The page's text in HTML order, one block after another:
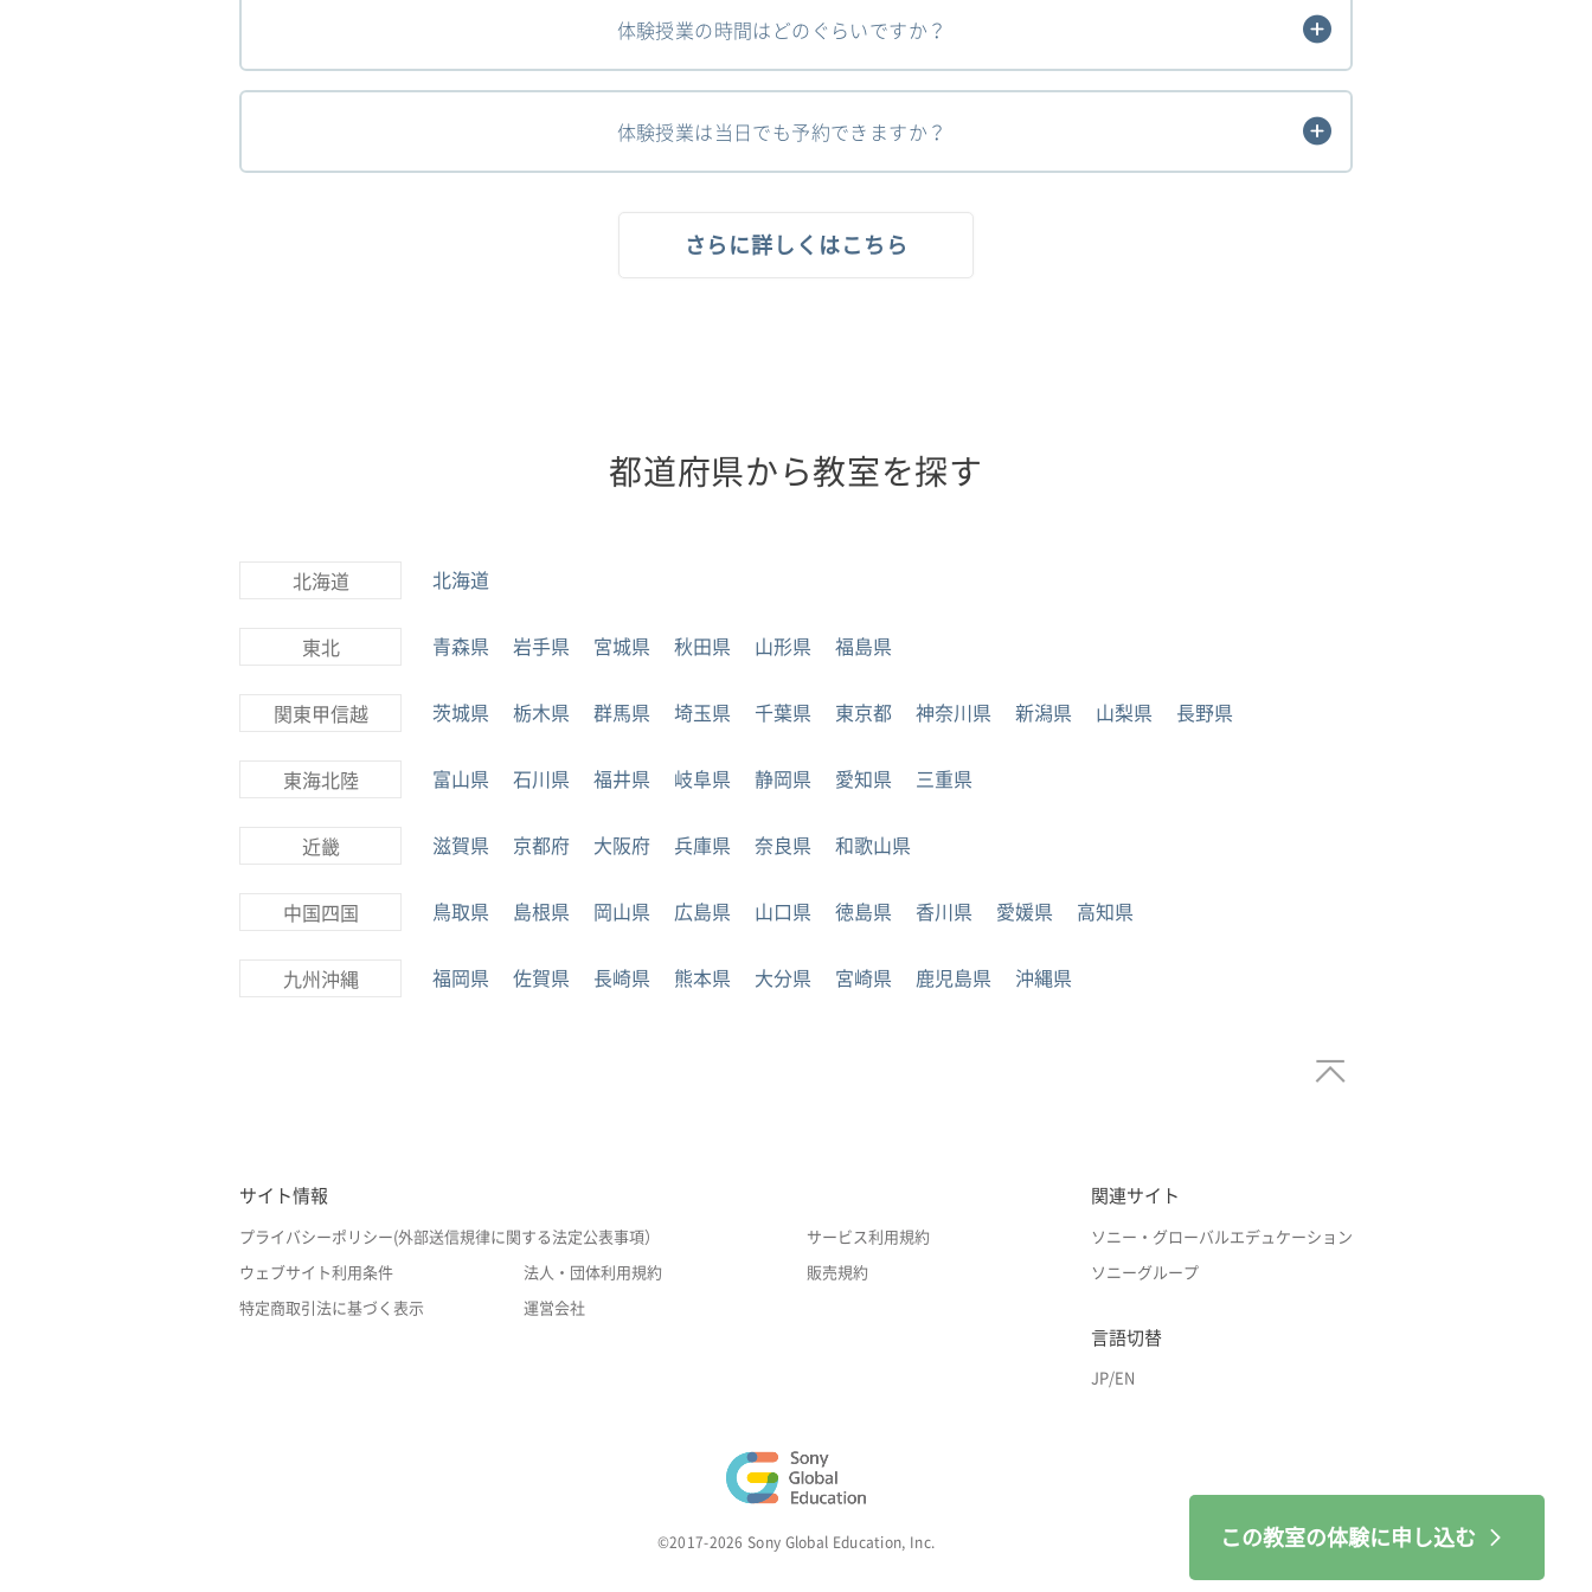
この教室の体験に申し込む
体験授業の時間はどのぐらいですか？
体験授業は当日でも予約できますか？
さらに詳しくはこちら
都道府県から教室を探す
北海道 北海道
東北 青森県 岩手県 宮城県 秋田県 山形県 福島県
関東甲信越 茨城県 栃木県 群馬県 埼玉県 千葉県 東京都 神奈川県 新潟県 山梨県 長野県
東海北陸 富山県 石川県 福井県 岐阜県 静岡県 愛知県 三重県
近畿 滋賀県 京都府 大阪府 兵庫県 奈良県 和歌山県
中国四国 鳥取県 島根県 岡山県 広島県 山口県 徳島県 香川県 愛媛県 高知県
九州沖縄 福岡県 佐賀県 長崎県 熊本県 大分県 宮崎県 鹿児島県 沖縄県
サイト情報
プライバシーポリシー(外部送信規律に関する法定公表事項） サービス利用規約
ウェブサイト利用条件 法人・団体利用規約 販売規約
特定商取引法に基づく表示 運営会社
関連サイト
ソニー・グローバルエデュケーション
ソニーグループ
言語切替
JP/EN
©2017-2026 Sony Global Education, Inc.